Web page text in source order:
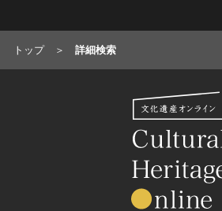
トップ 詳細検索